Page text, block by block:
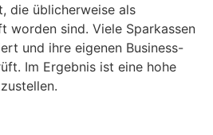
die üblicherweise als
worden sind. Viele Sparkassen
und ihre eigenen Business-
Im Ergebnis ist eine hohe